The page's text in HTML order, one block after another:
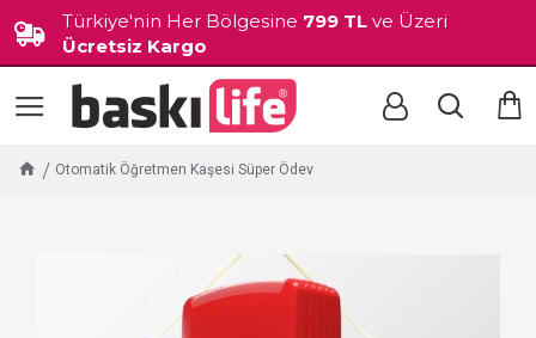
Türkiye'nin Her Bölgesine 799 TL ve Üzeri
Ücretsiz Kargo
Otomatik Öğretmen Kaşesi Süper Ödev